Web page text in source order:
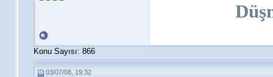
Konu Sayısı: 866
03/07/08, 19:32